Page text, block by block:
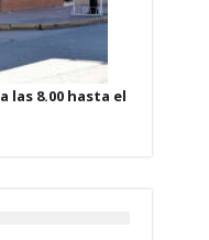
las 8.00 hasta el